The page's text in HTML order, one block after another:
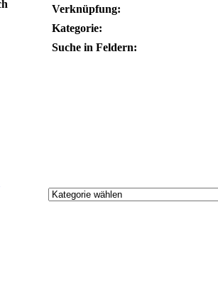
Verknüpfung:
Kategorie:
Suche in Feldern: